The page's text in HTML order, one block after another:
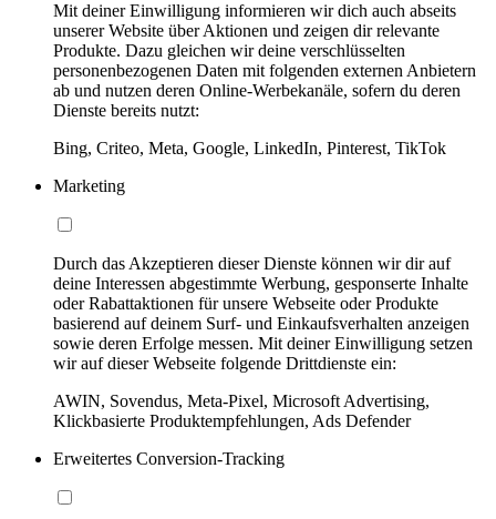
Mit deiner Einwilligung informieren wir dich auch abseits
unserer Website über Aktionen und zeigen dir relevante
Produkte. Dazu gleichen wir deine verschlüsselten
personenbezogenen Daten mit folgenden externen Anbietern
ab und nutzen deren Online-Werbekanäle, sofern du deren
Dienste bereits nutzt:
Bing, Criteo, Meta, Google, LinkedIn, Pinterest, TikTok
Marketing
Durch das Akzeptieren dieser Dienste können wir dir auf
deine Interessen abgestimmte Werbung, gesponserte Inhalte
oder Rabattaktionen für unsere Webseite oder Produkte
basierend auf deinem Surf- und Einkaufsverhalten anzeigen
sowie deren Erfolge messen. Mit deiner Einwilligung setzen
wir auf dieser Webseite folgende Drittdienste ein:
AWIN, Sovendus, Meta-Pixel, Microsoft Advertising,
Klickbasierte Produktempfehlungen, Ads Defender
Erweitertes Conversion-Tracking